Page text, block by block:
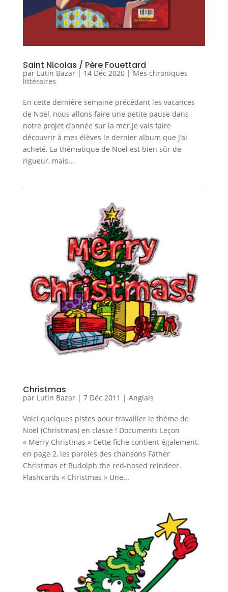
Saint Nicolas / Père Fouettard
par Lutin Bazar| 14 Déc 2020| Mes chroniques
littéraires
En cette dernière semaine précédant les vacances
de Noël, nous allons faire une petite pause dans
notre projet d’année sur la mer.Je vais faire
découvrir à mes élèves le dernier album que j’ai
acheté. La thématique de Noël est bien sûr de
rigueur, mais...
Christmas
par Lutin Bazar| 7 Déc 2011 | Anglais
Voici quelques pistes pour travailler le thème de
Noël (Christmas) en classe ! Documents Leçon
« Merry Christmas » Cette fiche contient également,
en page 2, les paroles des chansons Father
Christmas et Rudolph the red-nosed reindeer.
Flashcards « Christmas » Une...